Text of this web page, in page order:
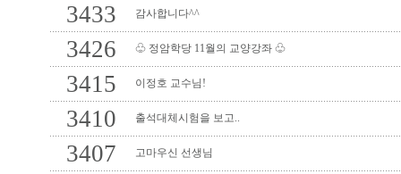
3433 감사합니다^^
3426 ♧ 정암학당 11월의 교양강좌 ♧
3415 이정호 교수님!
3410 출석대체시험을 보고..
3407 고마우신 선생님